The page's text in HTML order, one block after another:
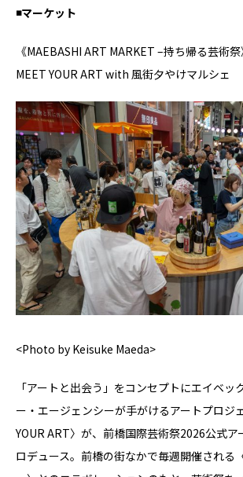
◾️マーケット
《MAEBASHI ART MARKET –持ち帰る芸術
MEET YOUR ART with 風街夕やけマルシェ
<Photo by Keisuke Maeda>
「アートと出会う」をコンセプトにエイベッ
ー・エージェンシーが⼿がけるアートプロジ
YOUR ART〉が、前橋国際芸術祭2026公式
ロデュース。前橋の街なかで毎週開催される